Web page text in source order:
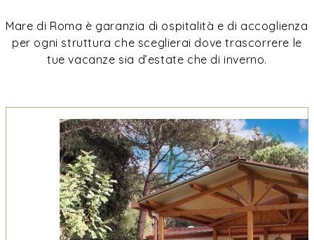
Mare di Roma è garanzia di ospitalità e di accoglienza
per ogni struttura che sceglierai dove trascorrere le
tue vacanze sia d’estate che di inverno.